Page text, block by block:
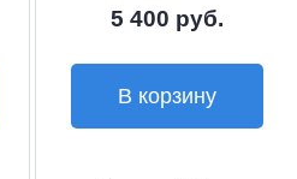
5 400 руб.
В корзину